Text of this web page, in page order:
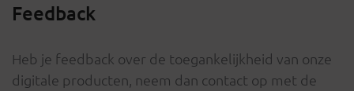
Feedback
Heb je feedback over de toegankelijkheid van onze
digitale producten, neem dan contact op met de